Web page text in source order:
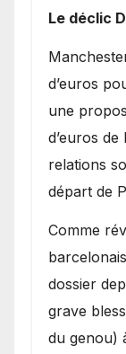
Le déclic
d’euros
une
d’euros
relations
départ de
​Comme
dossier
grave
du genou)